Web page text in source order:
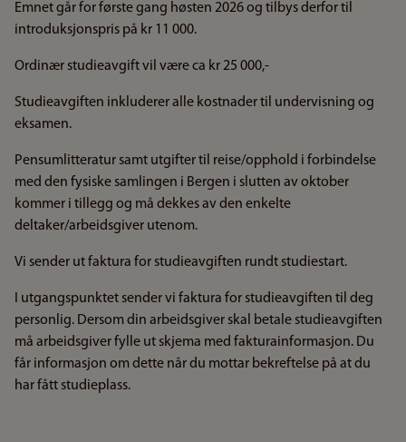
Emnet går for første gang høsten 2026 og tilbys derfor til
introduksjonspris på kr 11 000.
Ordinær studieavgift vil være ca kr 25 000,-
Studieavgiften inkluderer alle kostnader til undervisning og
eksamen.
Pensumlitteratur samt utgifter til reise/opphold i forbindelse
med den fysiske samlingen i Bergen i slutten av oktober
kommer i tillegg og må dekkes av den enkelte
deltaker/arbeidsgiver utenom.
Vi sender ut faktura for studieavgiften rundt studiestart.
I utgangspunktet sender vi faktura for studieavgiften til deg
personlig. Dersom din arbeidsgiver skal betale studieavgiften
må arbeidsgiver fylle ut skjema med fakturainformasjon. Du
får informasjon om dette når du mottar bekreftelse på at du
har fått studieplass.